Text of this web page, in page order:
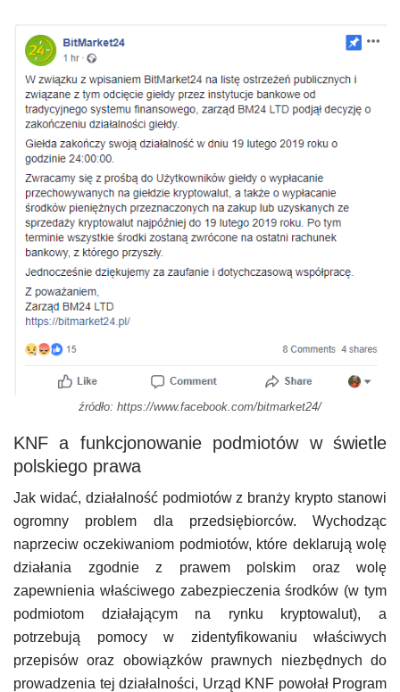
źródło: https://www.facebook.com/bitmarket24/
KNF a funkcjonowanie podmiotów w świetle
polskiego prawa
Jak widać, działalność podmiotów z branży krypto stanowi
ogromny problem dla przedsiębiorców. Wychodząc
naprzeciw oczekiwaniom podmiotów, które deklarują wolę
działania zgodnie z prawem polskim oraz wolę
zapewnienia właściwego zabezpieczenia środków (w tym
podmiotom działającym na rynku kryptowalut), a
potrzebują pomocy w zidentyfikowaniu właściwych
przepisów oraz obowiązków prawnych niezbędnych do
prowadzenia tej działalności, Urząd KNF powołał Program